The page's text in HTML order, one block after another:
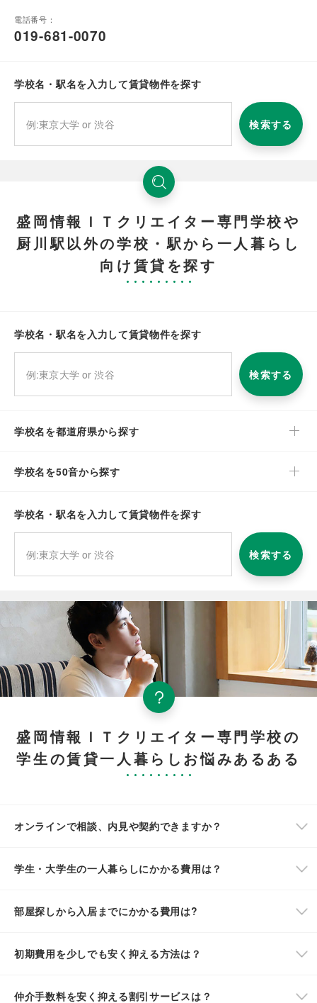
電話番号：
019-681-0070
学校名・駅名を入力して賃貸物件を探す
検索する
盛岡情報ＩＴクリエイター専門学校や
厨川駅以外の学校・駅から一人暮らし
向け賃貸を探す
学校名・駅名を入力して賃貸物件を探す
検索する
学校名を都道府県から探す
学校名を50音から探す
学校名・駅名を入力して賃貸物件を探す
検索する
盛岡情報ＩＴクリエイター専門学校の
学生の賃貸一人暮らしお悩みあるある
オンラインで相談、内見や契約できますか？
学生・大学生の一人暮らしにかかる費用は？
部屋探しから入居までにかかる費用は?
初期費用を少しでも安く抑える方法は？
仲介手数料を安く抑える割引サービスは？